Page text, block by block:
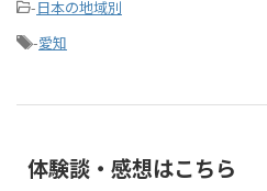
-日本の地域別
-愛知
体験談・感想はこちら